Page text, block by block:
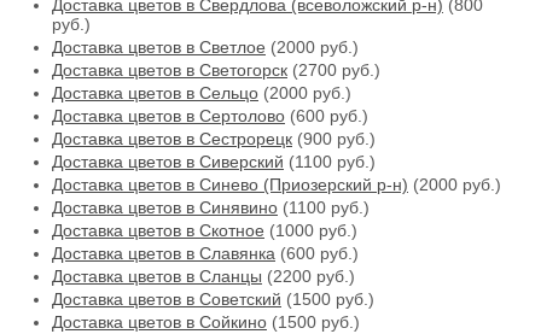
Доставка цветов в Свердлова (всеволожский р-н) (800
руб.)
Доставка цветов в Светлое (2000 руб.)
Доставка цветов в Светогорск (2700 руб.)
Доставка цветов в Сельцо (2000 руб.)
Доставка цветов в Сертолово (600 руб.)
Доставка цветов в Сестрорецк (900 руб.)
Доставка цветов в Сиверский (1100 руб.)
Доставка цветов в Синево (Приозерский р-н) (2000 руб.)
Доставка цветов в Синявино (1100 руб.)
Доставка цветов в Скотное (1000 руб.)
Доставка цветов в Славянка (600 руб.)
Доставка цветов в Сланцы (2200 руб.)
Доставка цветов в Советский (1500 руб.)
Доставка цветов в Сойкино (1500 руб.)